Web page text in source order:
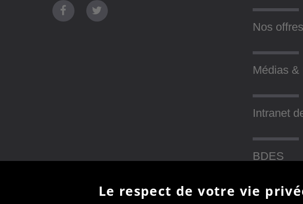
Nos
Médias &
Intranet
BDES
Contact
Le respect de votre vie